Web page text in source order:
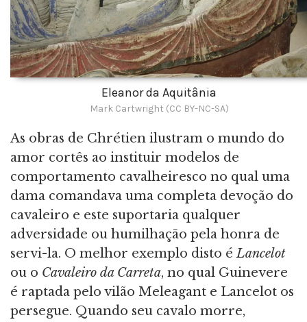
Eleanor da Aquitânia
Mark Cartwright (CC BY-NC-SA)
As obras de Chrétien ilustram o mundo do
amor cortês ao instituir modelos de
comportamento cavalheiresco no qual uma
dama comandava uma completa devoção do
cavaleiro e este suportaria qualquer
adversidade ou humilhação pela honra de
servi-la. O melhor exemplo disto éLancelot
ou o Cavaleiro da Carreta, no qual Guinevere
é raptada pelo vilão Meleagant e Lancelot os
persegue. Quando seu cavalo morre,